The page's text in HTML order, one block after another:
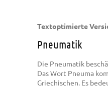
Textoptimierte
Pneumatik
Die Pneumatik
Das Wort Pneuma
Griechischen. Es